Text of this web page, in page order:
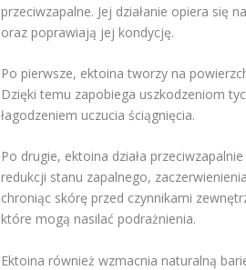
przeciwzapalne. Jej działanie opiera się
oraz poprawiają jej kondycję.
Po pierwsze, ektoina tworzy na
Dzięki temu zapobiega uszkodzeniom
łagodzeniem uczucia ściągnięcia.
Po drugie, ektoina działa
redukcji stanu zapalnego,
chroniąc skórę przed czynnikami
które mogą nasilać podrażnienia.
Ektoina również wzmacnia naturalną